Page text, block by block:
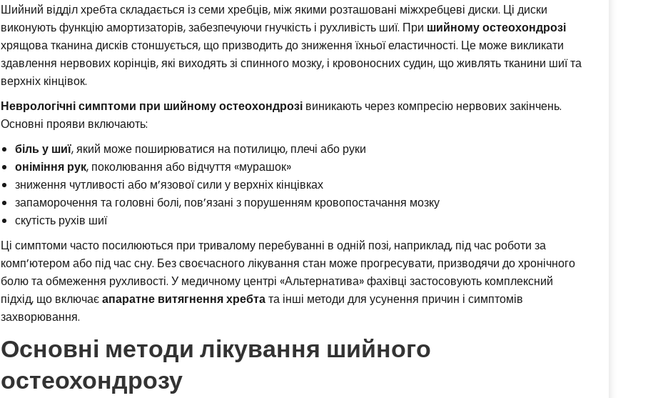
Шийний відділ хребта складається із семи хребців, між якими розташовані міжхребцеві диски. Ці диски
виконують функцію амортизаторів, забезпечуючи гнучкість і рухливість шиї. При шийному остеохондрозі
хрящова тканина дисків стоншується, що призводить до зниження їхньої еластичності. Це може викликати
здавлення нервових корінців, які виходять зі спинного мозку, і кровоносних судин, що живлять тканини шиї та
верхніх кінцівок.
Неврологічні симптоми при шийному остеохондрозівиникають через компресію нервових закінчень.
Основні прояви включають:
біль у шиї, який може поширюватися на потилицю, плечі або руки
оніміння рук, поколювання або відчуття «мурашок»
зниження чутливості або м’язової сили у верхніх кінцівках
запаморочення та головні болі, пов’язані з порушенням кровопостачання мозку
скутість рухів шиї
Ці симптоми часто посилюються при тривалому перебуванні в одній позі, наприклад, під час роботи за
комп’ютером або під час сну. Без своєчасного лікування стан може прогресувати, призводячи до хронічного
болю та обмеження рухливості. У медичному центрі «Альтернатива» фахівці застосовують комплексний
підхід, що включаєапаратне витягнення хребтата інші методи для усунення причин і симптомів
захворювання.
Основні методи лікування шийного
остеохондрозу